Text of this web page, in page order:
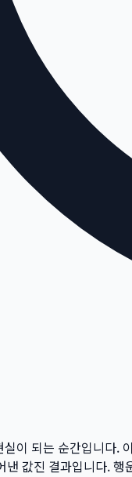
이 되는 순간입니다.
낸 값진 결과입니다. 행